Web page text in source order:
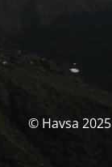
© Havsa 2025